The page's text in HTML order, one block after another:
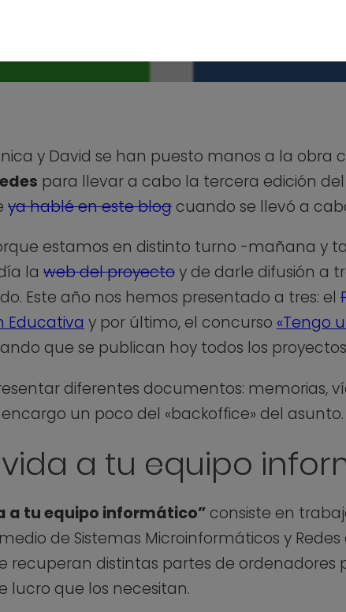
y David se han puesto manos a la
para llevar a cabo la tercera edición
ya hablé en este blogcuando se llevó a
estamos en distinto turno -mañana y
la web del proyectoy de darle difusión a
Este año nos hemos presentado a tres: el
Educativa y por último, el concurso «Tengo
que se publican hoy todos los
diferentes documentos: memorias,
un poco del «backoffice» del asunto.
a tu equipo
a tu equipo informático”consiste en
de Sistemas Microinformáticos y
recuperan distintas partes de ordenadores
lucro que los necesitan.